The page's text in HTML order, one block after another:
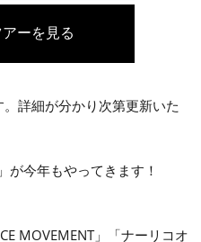
詳細が分かり次第更新いた
が今年もやってきます！
MOVEMENT」「ナーリコオ